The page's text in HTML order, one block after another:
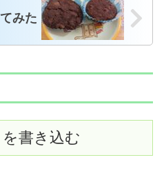
みた
書き込む